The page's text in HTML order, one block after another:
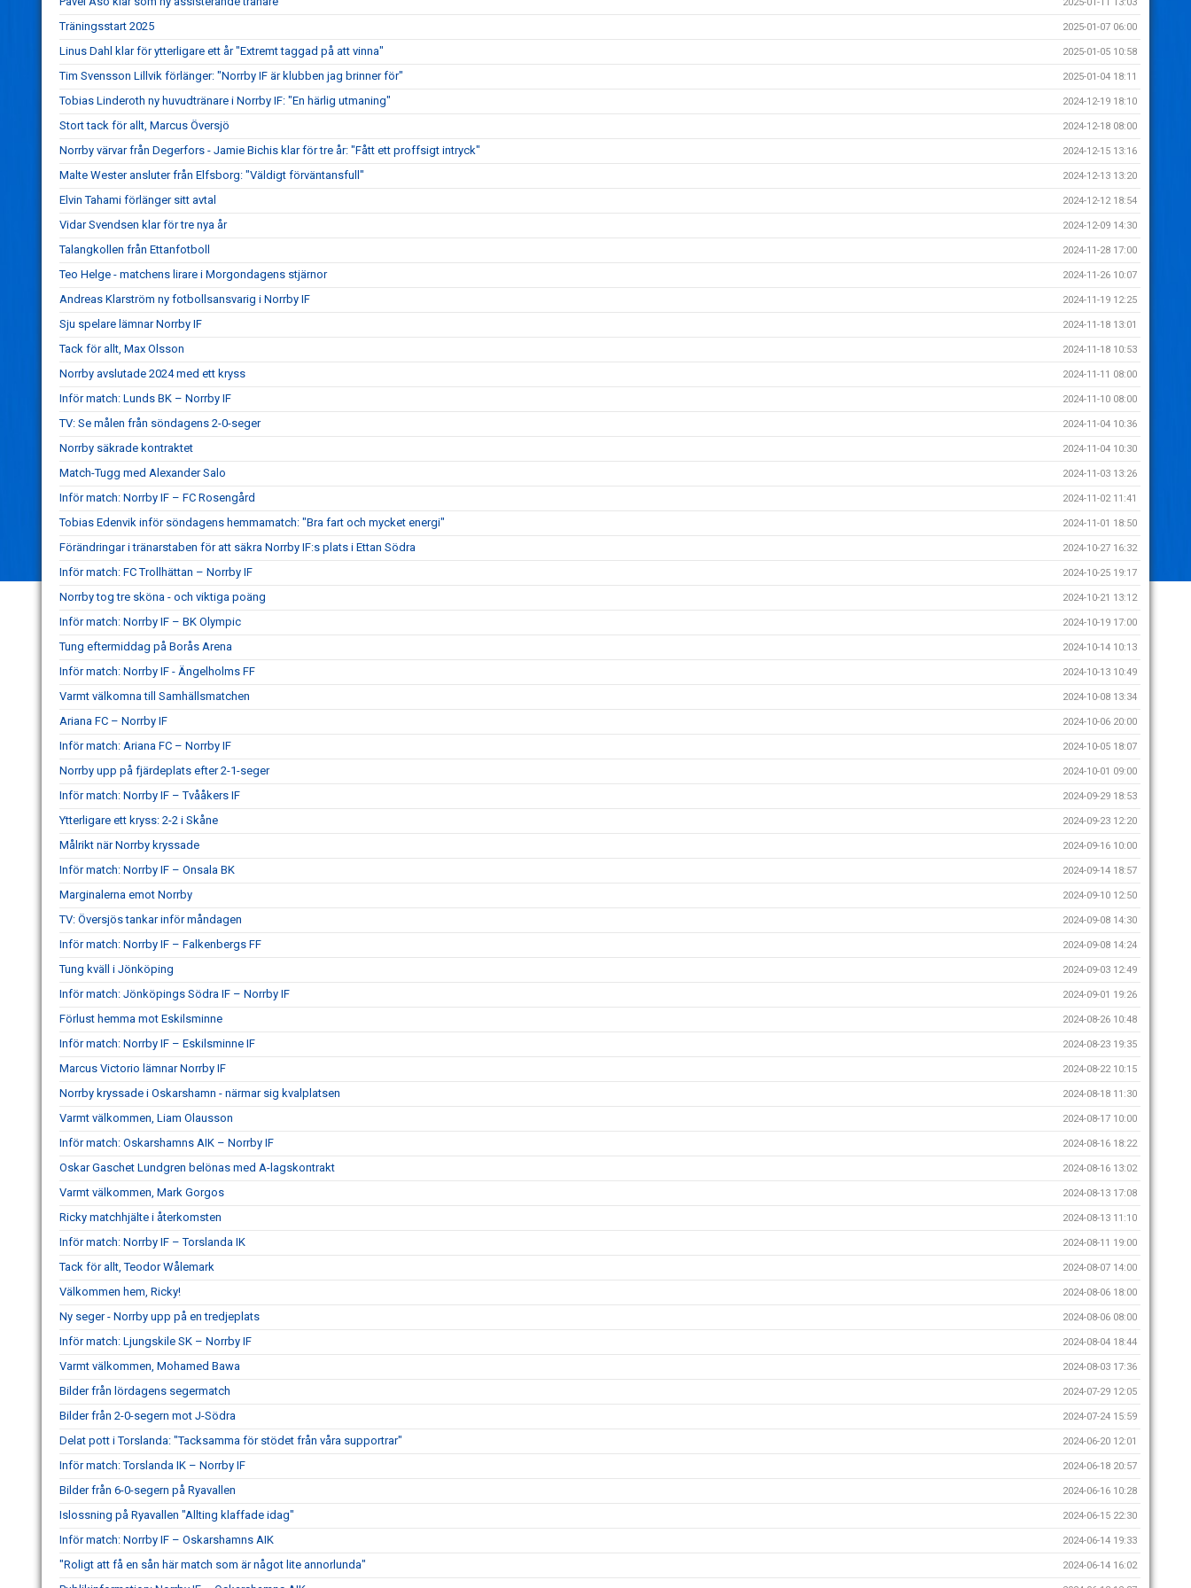
Träningsstart 2025 2025-01-07 06:00
Linus Dahl klar för ytterligare ett år "Extremt taggad på att vinna" 2025-01-05 10:58
Tim Svensson Lillvik förlänger: "Norrby IF är klubben jag brinner för" 2025-01-04 18:11
Tobias Linderoth ny huvudtränare i Norrby IF: "En härlig utmaning" 2024-12-19 18:10
Stort tack för allt, Marcus Översjö 2024-12-18 08:00
Norrby värvar från Degerfors - Jamie Bichis klar för tre år: "Fått ett proffsigt intryck" 2024-12-15 13:16
Malte Wester ansluter från Elfsborg: "Väldigt förväntansfull" 2024-12-13 13:20
Elvin Tahami förlänger sitt avtal 2024-12-12 18:54
Vidar Svendsen klar för tre nya år 2024-12-09 14:30
Talangkollen från Ettanfotboll 2024-11-28 17:00
Teo Helge - matchens lirare i Morgondagens stjärnor 2024-11-26 10:07
Andreas Klarström ny fotbollsansvarig i Norrby IF 2024-11-19 12:25
Sju spelare lämnar Norrby IF 2024-11-18 13:01
Tack för allt, Max Olsson 2024-11-18 10:53
Norrby avslutade 2024 med ett kryss 2024-11-11 08:00
Inför match: Lunds BK – Norrby IF 2024-11-10 08:00
TV: Se målen från söndagens 2-0-seger 2024-11-04 10:36
Norrby säkrade kontraktet 2024-11-04 10:30
Match-Tugg med Alexander Salo 2024-11-03 13:26
Inför match: Norrby IF – FC Rosengård 2024-11-02 11:41
Tobias Edenvik inför söndagens hemmamatch: "Bra fart och mycket energi" 2024-11-01 18:50
Förändringar i tränarstaben för att säkra Norrby IF:s plats i Ettan Södra 2024-10-27 16:32
Inför match: FC Trollhättan – Norrby IF 2024-10-25 19:17
Norrby tog tre sköna - och viktiga poäng 2024-10-21 13:12
Inför match: Norrby IF – BK Olympic 2024-10-19 17:00
Tung eftermiddag på Borås Arena 2024-10-14 10:13
Inför match: Norrby IF - Ängelholms FF 2024-10-13 10:49
Varmt välkomna till Samhällsmatchen 2024-10-08 13:34
Ariana FC – Norrby IF 2024-10-06 20:00
Inför match: Ariana FC – Norrby IF 2024-10-05 18:07
Norrby upp på fjärdeplats efter 2-1-seger 2024-10-01 09:00
Inför match: Norrby IF – Tvååkers IF 2024-09-29 18:53
Ytterligare ett kryss: 2-2 i Skåne 2024-09-23 12:20
Målrikt när Norrby kryssade 2024-09-16 10:00
Inför match: Norrby IF – Onsala BK 2024-09-14 18:57
Marginalerna emot Norrby 2024-09-10 12:50
TV: Översjös tankar inför måndagen 2024-09-08 14:30
Inför match: Norrby IF – Falkenbergs FF 2024-09-08 14:24
Tung kväll i Jönköping 2024-09-03 12:49
Inför match: Jönköpings Södra IF – Norrby IF 2024-09-01 19:26
Förlust hemma mot Eskilsminne 2024-08-26 10:48
Inför match: Norrby IF – Eskilsminne IF 2024-08-23 19:35
Marcus Victorio lämnar Norrby IF 2024-08-22 10:15
Norrby kryssade i Oskarshamn - närmar sig kvalplatsen 2024-08-18 11:30
Varmt välkommen, Liam Olausson 2024-08-17 10:00
Inför match: Oskarshamns AIK – Norrby IF 2024-08-16 18:22
Oskar Gaschet Lundgren belönas med A-lagskontrakt 2024-08-16 13:02
Varmt välkommen, Mark Gorgos 2024-08-13 17:08
Ricky matchhjälte i återkomsten 2024-08-13 11:10
Inför match: Norrby IF – Torslanda IK 2024-08-11 19:00
Tack för allt, Teodor Wålemark 2024-08-07 14:00
Välkommen hem, Ricky! 2024-08-06 18:00
Ny seger - Norrby upp på en tredjeplats 2024-08-06 08:00
Inför match: Ljungskile SK – Norrby IF 2024-08-04 18:44
Varmt välkommen, Mohamed Bawa 2024-08-03 17:36
Bilder från lördagens segermatch 2024-07-29 12:05
Bilder från 2-0-segern mot J-Södra 2024-07-24 15:59
Delat pott i Torslanda: "Tacksamma för stödet från våra supportrar" 2024-06-20 12:01
Inför match: Torslanda IK – Norrby IF 2024-06-18 20:57
Bilder från 6-0-segern på Ryavallen 2024-06-16 10:28
Islossning på Ryavallen "Allting klaffade idag" 2024-06-15 22:30
Inför match: Norrby IF – Oskarshamns AIK 2024-06-14 19:33
"Roligt att få en sån här match som är något lite annorlunda" 2024-06-14 16:02